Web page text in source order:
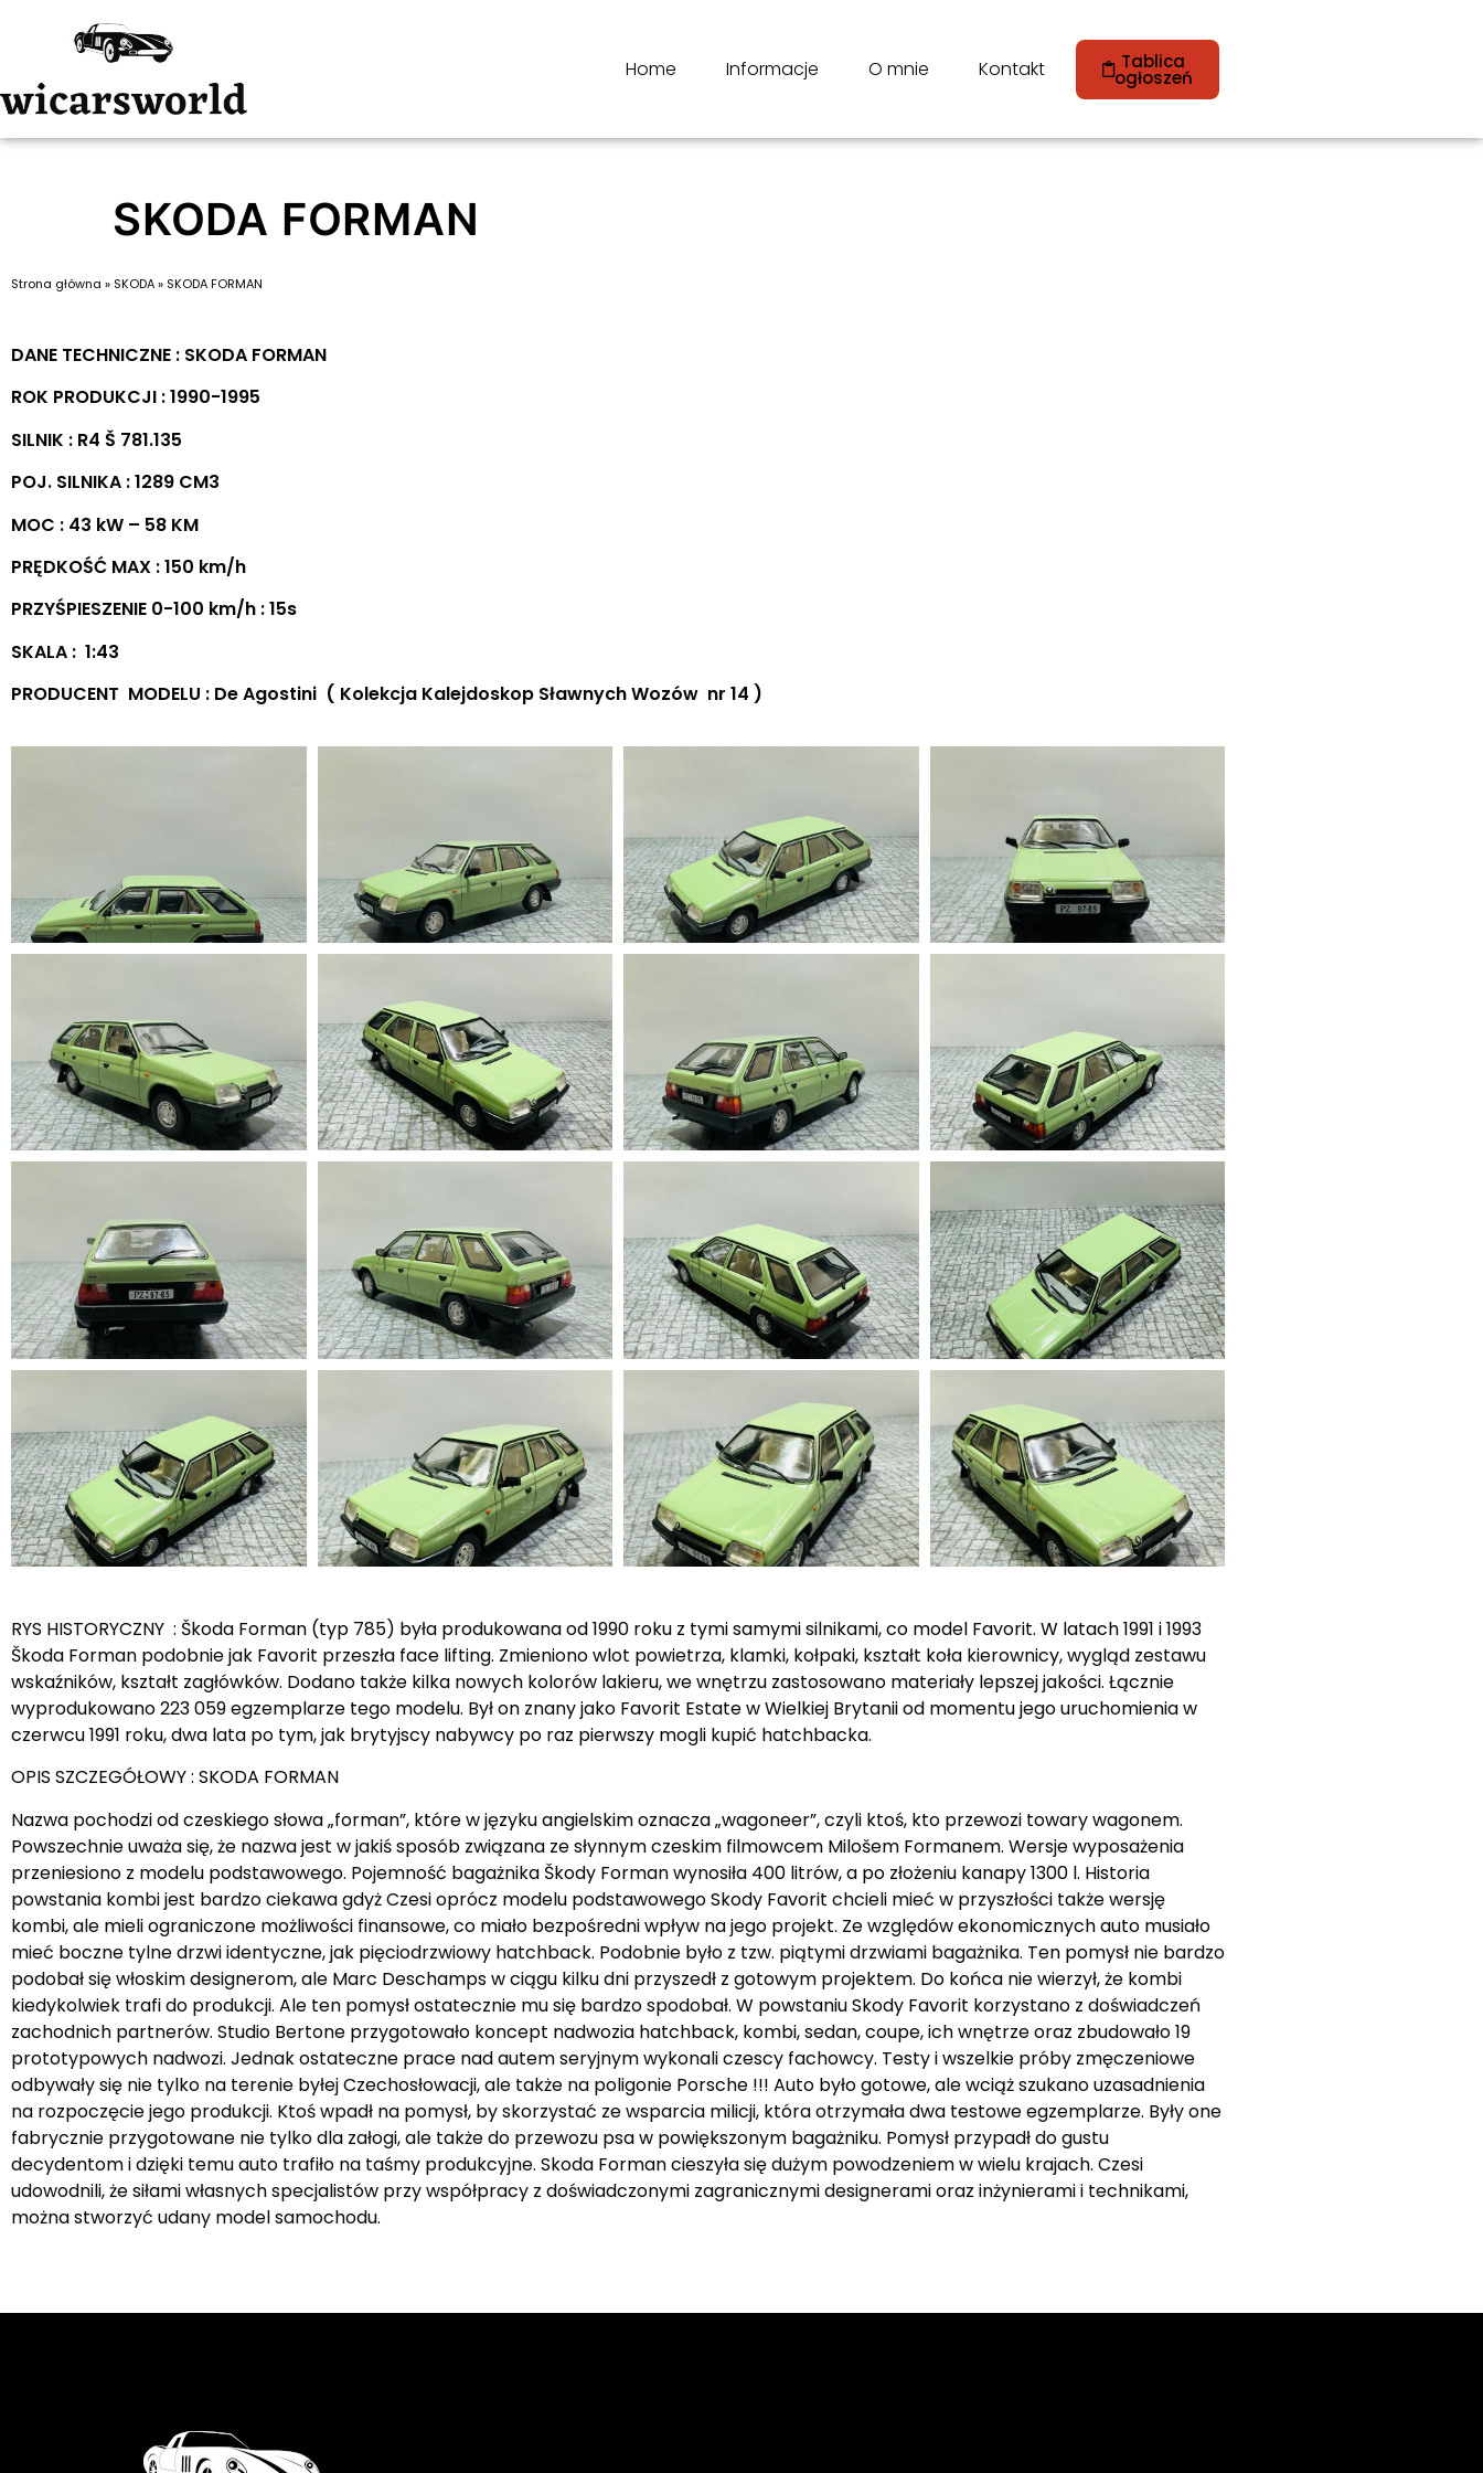
Home Informacje O mnie Kontakt Tablica
ogłoszeń
SKODA FORMAN
Strona główna » SKODA» SKODA FORMAN
DANE TECHNICZNE : SKODA FORMAN
ROK PRODUKCJI : 1990-1995
SILNIK : R4 Š 781.135
POJ. SILNIKA : 1289 CM3
MOC : 43 kW – 58 KM
PRĘDKOŚĆ MAX : 150 km/h
PRZYŚPIESZENIE 0-100 km/h : 15s
SKALA : 1:43
PRODUCENT MODELU : De Agostini ( Kolekcja Kalejdoskop Sławnych Wozów nr 14 )
RYS HISTORYCZNY : Škoda Forman (typ 785) była produkowana od 1990 roku z tymi samymi silnikami, co model Favorit. W latach 1991 i 1993
Škoda Forman podobnie jak Favorit przeszła face lifting. Zmieniono wlot powietrza, klamki, kołpaki, kształt koła kierownicy, wygląd zestawu
wskaźników, kształt zagłówków. Dodano także kilka nowych kolorów lakieru, we wnętrzu zastosowano materiały lepszej jakości. Łącznie
wyprodukowano 223 059 egzemplarze tego modelu. Był on znany jako Favorit Estate w Wielkiej Brytanii od momentu jego uruchomienia w
czerwcu 1991 roku, dwa lata po tym, jak brytyjscy nabywcy po raz pierwszy mogli kupić hatchbacka.
OPIS SZCZEGÓŁOWY : SKODA FORMAN
Nazwa pochodzi od czeskiego słowa „forman”, które w języku angielskim oznacza „wagoneer”, czyli ktoś, kto przewozi towary wagonem.
Powszechnie uważa się, że nazwa jest w jakiś sposób związana ze słynnym czeskim filmowcem Milošem Formanem. Wersje wyposażenia
przeniesiono z modelu podstawowego. Pojemność bagażnika Škody Forman wynosiła 400 litrów, a po złożeniu kanapy 1300 l. Historia
powstania kombi jest bardzo ciekawa gdyż Czesi oprócz modelu podstawowego Skody Favorit chcieli mieć w przyszłości także wersję
kombi, ale mieli ograniczone możliwości finansowe, co miało bezpośredni wpływ na jego projekt. Ze względów ekonomicznych auto musiało
mieć boczne tylne drzwi identyczne, jak pięciodrzwiowy hatchback. Podobnie było z tzw. piątymi drzwiami bagażnika. Ten pomysł nie bardzo
podobał się włoskim designerom, ale Marc Deschamps w ciągu kilku dni przyszedł z gotowym projektem. Do końca nie wierzył, że kombi
kiedykolwiek trafi do produkcji. Ale ten pomysł ostatecznie mu się bardzo spodobał. W powstaniu Skody Favorit korzystano z doświadczeń
zachodnich partnerów. Studio Bertone przygotowało koncept nadwozia hatchback, kombi, sedan, coupe, ich wnętrze oraz zbudowało 19
prototypowych nadwozi. Jednak ostateczne prace nad autem seryjnym wykonali czescy fachowcy. Testy i wszelkie próby zmęczeniowe
odbywały się nie tylko na terenie byłej Czechosłowacji, ale także na poligonie Porsche !!! Auto było gotowe, ale wciąż szukano uzasadnienia
na rozpoczęcie jego produkcji. Ktoś wpadł na pomysł, by skorzystać ze wsparcia milicji, która otrzymała dwa testowe egzemplarze. Były one
fabrycznie przygotowane nie tylko dla załogi, ale także do przewozu psa w powiększonym bagażniku. Pomysł przypadł do gustu
decydentom i dzięki temu auto trafiło na taśmy produkcyjne. Skoda Forman cieszyła się dużym powodzeniem w wielu krajach. Czesi
udowodnili, że siłami własnych specjalistów przy współpracy z doświadczonymi zagranicznymi designerami oraz inżynierami i technikami,
można stworzyć udany model samochodu.